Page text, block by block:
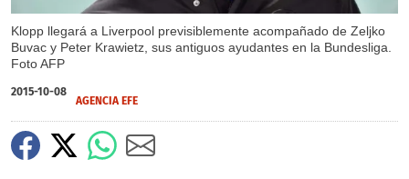
Klopp llegará a Liverpool previsiblemente acompañado de Zeljko
Buvac y Peter Krawietz, sus antiguos ayudantes en la Bundesliga.
Foto AFP
2015-10-08
AGENCIA EFE